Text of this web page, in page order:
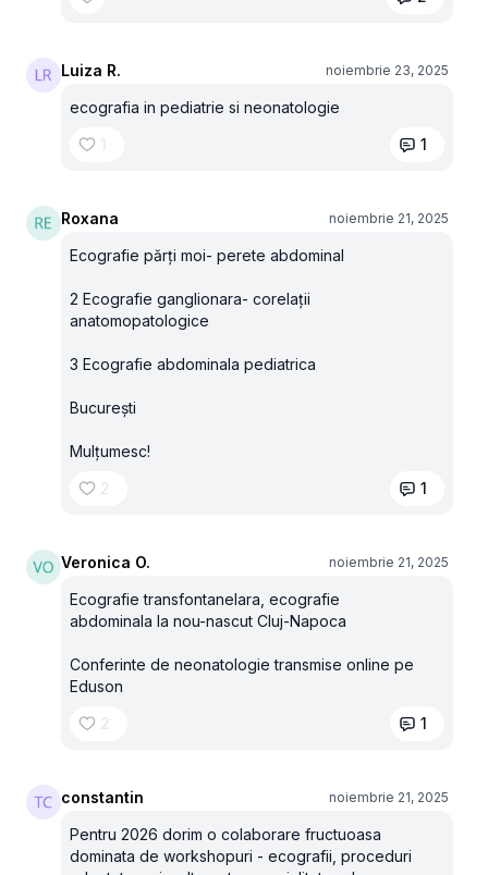
Luiza R. noiembrie 23, 2025
ecografia in pediatrie si neonatologie
1
1
Roxana noiembrie 21, 2025
Ecografie părți moi- perete abdominal
2 Ecografie ganglionara- corelații
anatomopatologice
3 Ecografie abdominala pediatrica
București
Mulțumesc!
2
1
Veronica O. noiembrie 21, 2025
Ecografie transfontanelara, ecografie
abdominala la nou-nascut Cluj-Napoca
Conferinte de neonatologie transmise online pe
Eduson
2
1
constantin noiembrie 21, 2025
Pentru 2026 dorim o colaborare fructuoasa
dominata de workshopuri - ecografii, proceduri